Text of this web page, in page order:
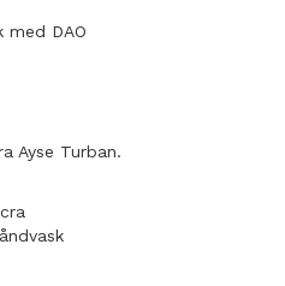
med DAO
Ayse Turban.